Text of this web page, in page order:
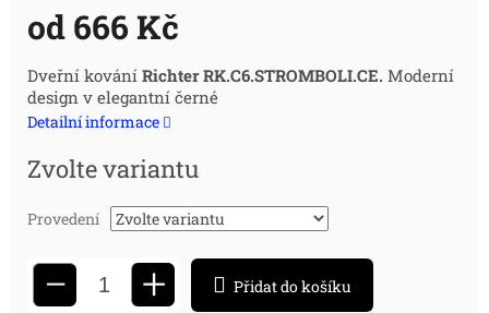
od 666 Kč
Měrná
cena:
Dveřní kování Richter RK.C6.STROMBOLI.CE. Moderní
design v elegantní černé
Detailní informace
Zvolte variantu
Provedení
− + Přidat do košíku